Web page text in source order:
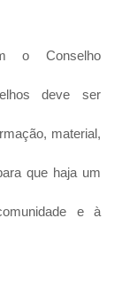
o Conselho
deve ser
material,
que haja um
e à